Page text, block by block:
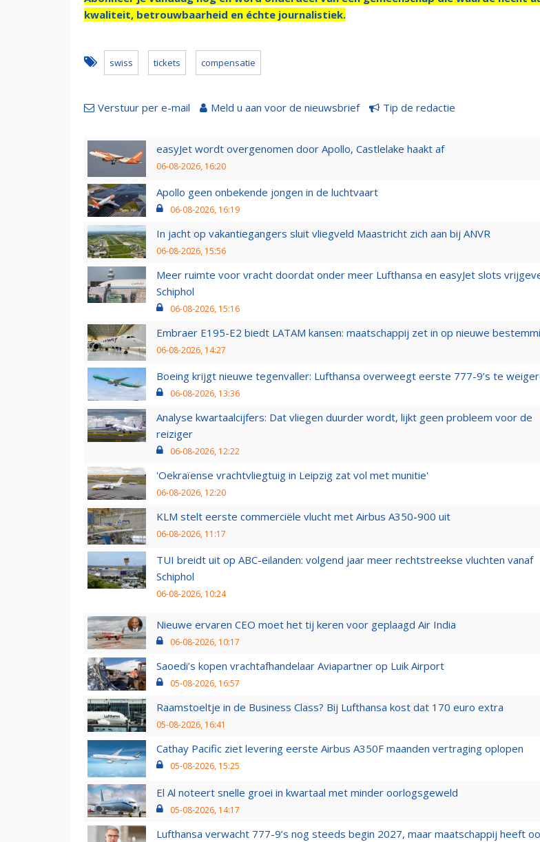
kwaliteit, betrouwbaarheid en échte journalistiek.
swiss tickets compensatie
Verstuur per e-mail Meld u aan voor de nieuwsbrief Tip de redactie
easyJet wordt overgenomen door Apollo, Castlelake haakt af
06-08-2026, 16:20
Apollo geen onbekende jongen in de luchtvaart
06-08-2026, 16:19
In jacht op vakantiegangers sluit vliegveld Maastricht zich aan bij ANVR
06-08-2026, 15:56
Meer ruimte voor vracht doordat onder meer Lufthansa en easyJet slots
Schiphol
06-08-2026, 15:16
Embraer E195-E2 biedt LATAM kansen: maatschappij zet in op nieuwe
06-08-2026, 14:27
Boeing krijgt nieuwe tegenvaller: Lufthansa overweegt eerste 777-9’s te
06-08-2026, 13:36
Analyse kwartaalcijfers: Dat vliegen duurder wordt, lijkt geen probleem voor de
reiziger
06-08-2026, 12:22
'Oekraïense vrachtvliegtuig in Leipzig zat vol met munitie'
06-08-2026, 12:20
KLM stelt eerste commerciële vlucht met Airbus A350-900 uit
06-08-2026, 11:17
TUI breidt uit op ABC-eilanden: volgend jaar meer rechtstreekse vluchten vanaf
Schiphol
06-08-2026, 10:24
Nieuwe ervaren CEO moet het tij keren voor geplaagd Air India
06-08-2026, 10:17
Saoedi’s kopen vrachtafhandelaar Aviapartner op Luik Airport
05-08-2026, 16:57
Raamstoeltje in de Business Class? Bij Lufthansa kost dat 170 euro extra
05-08-2026, 16:41
Cathay Pacific ziet levering eerste Airbus A350F maanden vertraging oplopen
05-08-2026, 15:25
El Al noteert snelle groei in kwartaal met minder oorlogsgeweld
05-08-2026, 14:17
Lufthansa verwacht 777-9’s nog steeds begin 2027, maar maatschappij heeft